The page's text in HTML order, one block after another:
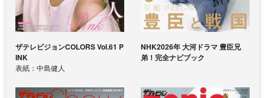
ザテレビジョンCOLORS Vol.61 P
INK
表紙：中島健人
NHK2026年 大河ドラマ 豊臣兄
弟！完全ナビブック